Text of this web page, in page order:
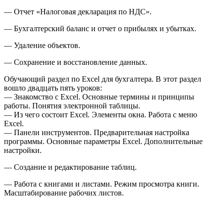
— Отчет «Налоговая декларация по НДС».
— Бухгалтерский баланс и отчет о прибылях и убытках.
— Удаление объектов.
— Сохранение и восстановление данных.
Обучающий раздел по Excel для бухгалтера. В этот раздел
вошло двадцать пять уроков:
— Знакомство с Excel. Основные термины и принципы
работы. Понятия электронной таблицы.
— Из чего состоит Excel. Элементы окна. Работа с меню
Excel.
— Панели инструментов. Предварительная настройка
программы. Основные параметры Excel. Дополнительные
настройки.
— Создание и редактирование таблиц.
— Работа с книгами и листами. Режим просмотра книги.
Масштабирование рабочих листов.